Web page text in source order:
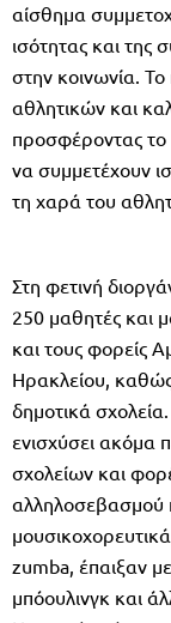
αίσθημα
ισότητας και της
στην κοινωνία.
αθλητικών και
προσφέροντας το
να συμμετέχουν
τη χαρά του
Στη φετινή
250 μαθητές και
και τους φορείς
Ηρακλείου,
δημοτικά
ενισχύσει ακόμα
σχολείων και
αλληλοσεβασμού
zumba, έπαιξαν
μπόουλινγκ και